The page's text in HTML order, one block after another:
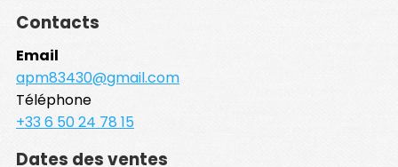
Contacts
Email
apm83430@gmail.com
Téléphone
+33 6 50 24 78 15
Dates des ventes